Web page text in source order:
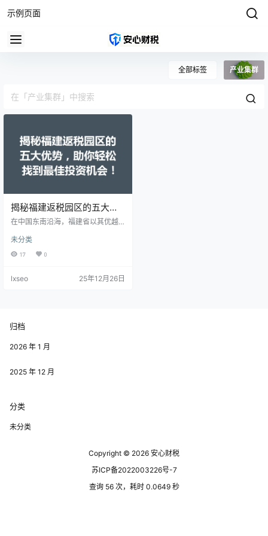
示例页面
全部标签 产业集群
揭秘福建返税园区的五大优
势，助你轻松找到最佳投资
在中国东南沿海，福建省以其优越
富的发展资源，吸引了众多企业前
来投资。而返税园区作为政府激励
优势呢？本文将为您揭秘五大核心
免、资金补助等。这些政策不仅降
资回报率…
未分类
17 0
lxseo 25年12月26日
归档
2026 年 1 月
2025 年 12 月
分类
未分类
Copyright © 2026 安心财税
苏ICP备2022003226号-7
查询 56 次，耗时 0.0649 秒